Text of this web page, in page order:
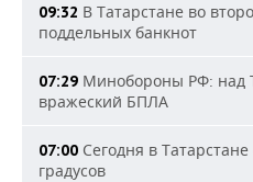
09:32 В Татарстане во
поддельных банкнот
07:29 Минобороны РФ: над
вражеский БПЛА
07:00 Сегодня в
градусов